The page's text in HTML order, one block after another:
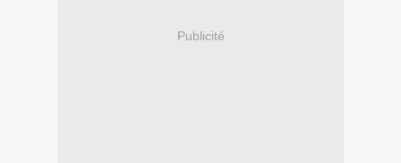
Publicité